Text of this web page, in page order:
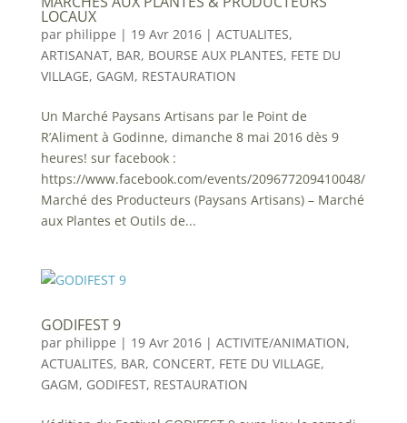
LOCAUX
par philippe | 19 Avr 2016| ACTUALITES,
ARTISANAT, BAR, BOURSE AUX PLANTES, FETE DU
VILLAGE, GAGM, RESTAURATION
Un Marché Paysans Artisans par le Point de
R’Aliment à Godinne, dimanche 8 mai 2016 dès 9
heures! sur facebook :
https://www.facebook.com/events/209677209410048/
Marché des Producteurs (Paysans Artisans) – Marché
aux Plantes et Outils de...
GODIFEST 9
par philippe | 19 Avr 2016| ACTIVITE/ANIMATION,
ACTUALITES, BAR, CONCERT, FETE DU VILLAGE,
GAGM, GODIFEST, RESTAURATION